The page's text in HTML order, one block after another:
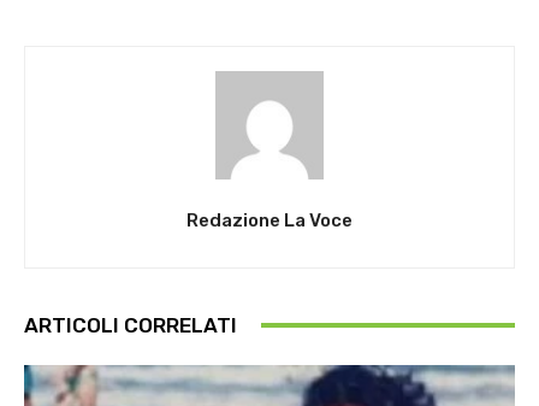
Redazione La Voce
ARTICOLI CORRELATI